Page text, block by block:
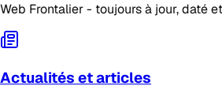
Web Frontalier - toujours à jour, daté
Actualités et articles